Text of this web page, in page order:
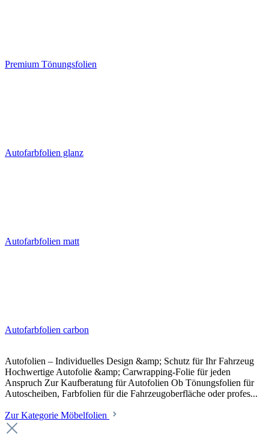
Premium Tönungsfolien
Autofarbfolien glanz
Autofarbfolien matt
Autofarbfolien carbon
Autofolien – Individuelles Design &amp; Schutz für Ihr Fahrzeug
Hochwertige Autofolie &amp; Carwrapping-Folie für jeden
Anspruch Zur Kaufberatung für Autofolien Ob Tönungsfolien für
Autoscheiben, Farbfolien für die Fahrzeugoberfläche oder profes...
Zur Kategorie Möbelfolien